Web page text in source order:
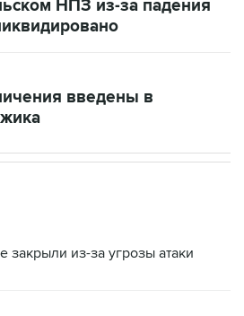
НПЗ из-за падения
введены в
из-за угрозы атаки